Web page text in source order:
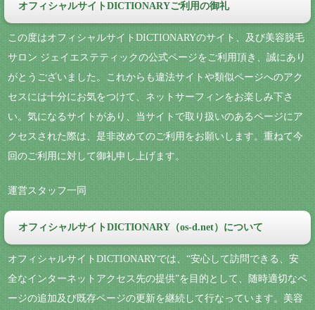
オフィシャルサイトDICTIONARYご利用の御礼
この度はオフィシャルサイトDICTIONARYのサイト、及び美容脱毛
サロン ジェイエステティックの公式ページをご利用頂き、誠にあり
がとうございました。これからも違法サイトや類似ページへのアク
セスには十分にお気をつけて、ネットサーフィンをお楽しみ下さ
い。気になるサイトがあり、当サイトで取り扱いのあるページにア
クセスされた際は、是非改めてのご利用をお願いします。重ねて今
回のご利用に対して御礼申し上げます。
運営スタッフ一同
オフィシャルサイトDICTIONARY（os-d.net）について
オフィシャルサイトDICTIONARYでは、“安心して訪問できる、安
全なインターネットアクセス先の提供”を目的として、随時適切なペ
ージの追加及び既存ページの更新を継続して行なっています。美容